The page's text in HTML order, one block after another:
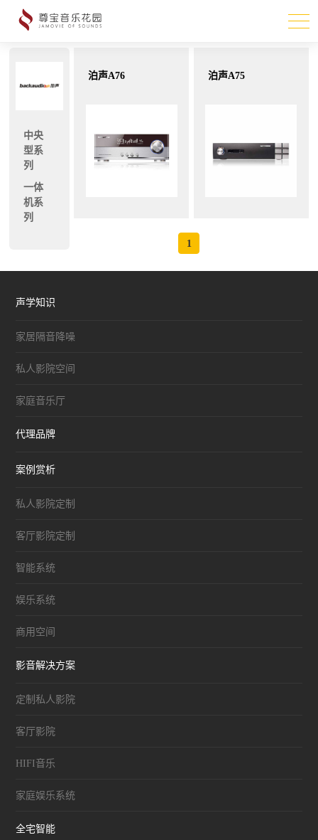
泊声A76 泊声A75
1
中央
型系
列
一体
机系
列
声学知识
家居隔音降噪
私人影院空间
家庭音乐厅
代理品牌
案例赏析
私人影院定制
客厅影院定制
智能系统
娱乐系统
商用空间
影音解决方案
定制私人影院
客厅影院
HIFI音乐
家庭娱乐系统
全宅智能